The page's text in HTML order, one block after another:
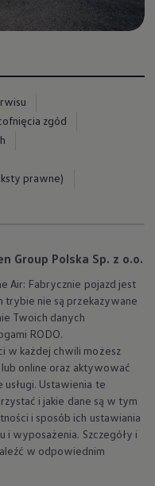
firm
eksploatacyjne
i awarii
zgód
prawne)
Group Polska Sp. z o.o.
Air: Fabrycznie pojazd jest
trybie nie są przekazywane
Twoich danych
RODO.
w każdej chwili możesz
online oraz aktywować
Ustawienia te
i jakie dane są w tym
i sposób ich ustawiania
i wyposażenia. Szczegóły i
w odpowiednim